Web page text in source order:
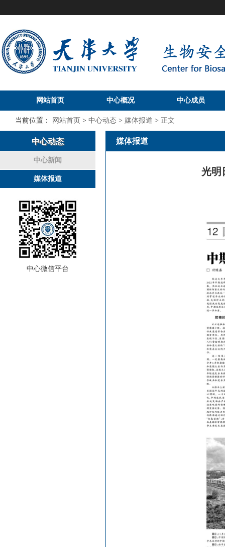
网站首页 中心概况 中心成员
当前位置： 网站首页 > 中心动态 > 媒体报道 > 正文
中心动态
中心新闻
媒体报道
中心微信平台
媒体报道
光明